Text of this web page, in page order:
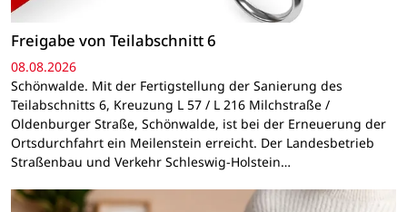
Freigabe von Teilabschnitt 6
08.08.2026
Schönwalde. Mit der Fertigstellung der Sanierung des
Teilabschnitts 6, Kreuzung L 57 / L 216 Milchstraße /
Oldenburger Straße, Schönwalde, ist bei der Erneuerung der
Ortsdurchfahrt ein Meilenstein erreicht. Der Landesbetrieb
Straßenbau und Verkehr Schleswig-Holstein…